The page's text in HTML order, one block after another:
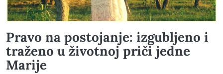
Pravo na postojanje: izgubljeno i
traženo u životnoj priči jedne
Marije